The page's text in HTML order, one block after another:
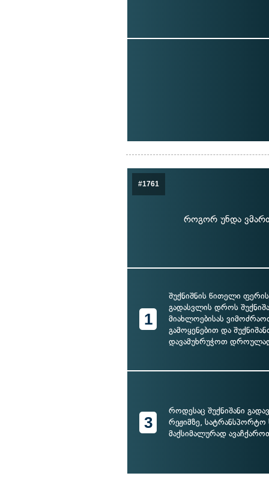
#1761
როგორ უნდა
1
შუქნიშნის წითელი
გადასვლის დროს
მიახლოებისას
გამოყენებით და
დავამუხრუჭოთ
3
როდესაც შუქნიშანი
რეჟიმზე, სატრანსპორტო
მაქსიმალურად